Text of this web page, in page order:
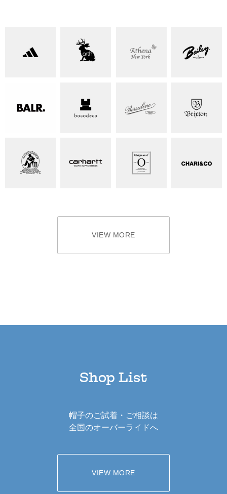
VIEW MORE
Shop List
帽子のご試着・ご相談は
全国のオーバーライドへ
VIEW MORE